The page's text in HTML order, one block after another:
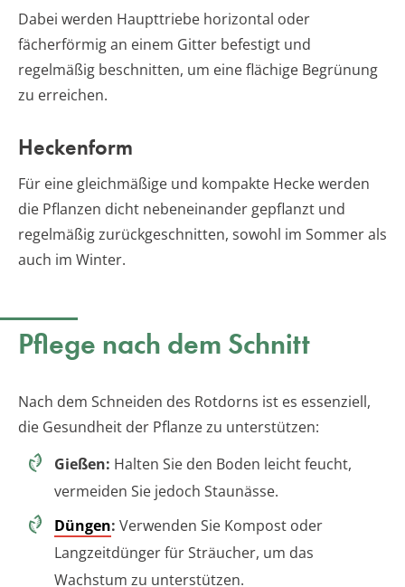
Dabei werden Haupttriebe horizontal oder
fächerförmig an einem Gitter befestigt und
regelmäßig beschnitten, um eine flächige Begrünung
zu erreichen.
Heckenform
Für eine gleichmäßige und kompakte Hecke werden
die Pflanzen dicht nebeneinander gepflanzt und
regelmäßig zurückgeschnitten, sowohl im Sommer als
auch im Winter.
Pflege nach dem Schnitt
Nach dem Schneiden des Rotdorns ist es essenziell,
die Gesundheit der Pflanze zu unterstützen:
Gießen: Halten Sie den Boden leicht feucht,
vermeiden Sie jedoch Staunässe.
Düngen: Verwenden Sie Kompost oder
Langzeitdünger für Sträucher, um das
Wachstum zu unterstützen.